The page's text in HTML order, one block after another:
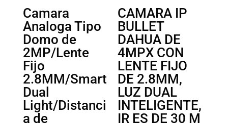
Camara
Analoga Tipo
Domo de
2MP/Lente
Fijo
2.8MM/Smart
Dual
Light/Distanci
a de
CAMARA IP
BULLET
DAHUA DE
4MPX CON
LENTE FIJO
DE 2.8MM,
LUZ DUAL
INTELIGENTE,
IR ES DE 30 M